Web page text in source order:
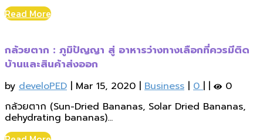
Read More
กล้วยตาก : ภูมิปัญญา สู่ อาหารว่างทางเลือกที่ควรมีติด
บ้านและสินค้าส่งออก
by develoPED | Mar 15, 2020 | Business | 0| |
0
กล้วยตาก (Sun-Dried Bananas, Solar Dried Bananas,
dehydrating bananas)...